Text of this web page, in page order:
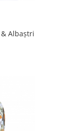
Albaștri